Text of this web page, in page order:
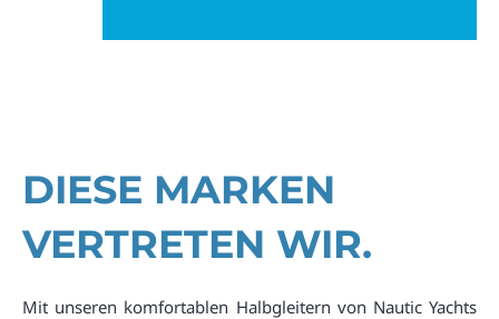
DIESE MARKEN
VERTRETEN WIR.
Mit unseren komfortablen Halbgleitern von Nautic Yachts